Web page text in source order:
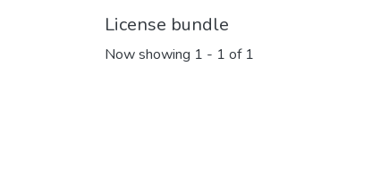
License bundle
Now showing 1 - 1 of 1